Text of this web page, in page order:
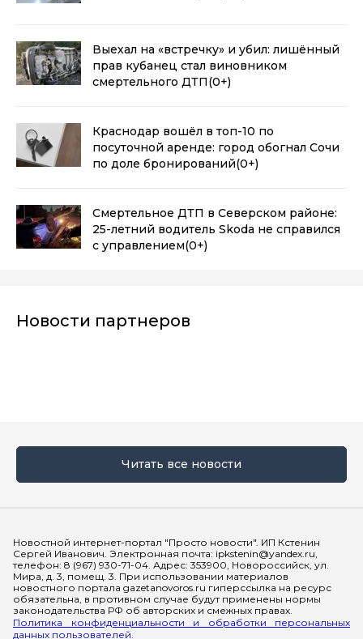
Выехал на «встречку» и убил: лишённый
прав кубанец стал виновником
смертельного ДТП(0+)
Краснодар вошёл в топ-10 по
посуточной аренде: город обогнал Сочи
по доле бронирований(0+)
Смертельное ДТП в Северском районе:
25-летний водитель Skoda не справился
с управлением(0+)
Новости партнеров
Читать все новости
Новостной интернет-портал "Просто новости". ИП Кстенин
Сергей Иванович. Электронная почта: ipkstenin@yandex.ru,
телефон: 8 (967) 930-71-04. Адрес: 353900, Новороссийск, ул.
Мира, д. 3, помещ. 3. При использовании материалов
новостного портала gazetanovoros.ru гиперссылка на ресурс
обязательна, в противном случае будут применены нормы
законодательства РФ об авторских и смежных правах.
Политика конфиденциальности и обработки персональных
данных пользователей.